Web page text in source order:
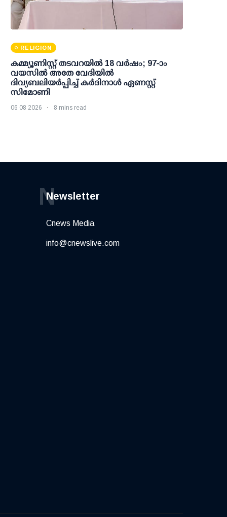
RELIGION
കമ്മ്യൂണിസ്റ്റ് തടവറയില്‍ 18 വര്‍ഷം; 97-ാം
വയസില്‍ അതേ വേദിയില്‍
ദിവ്യബലിയര്‍പ്പിച്ച് കര്‍ദിനാള്‍ ഏണസ്റ്റ്
സിമോണി
06 08 2026 8 mins read
Newsletter
N
Cnews Media
info@cnewslive.com